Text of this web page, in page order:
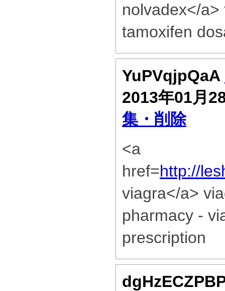
nolvadex</
tamoxifen
YuPVqjpQaA
2013年01月
集・削除
<a
href=http://
viagra</a>
pharmacy -
prescription